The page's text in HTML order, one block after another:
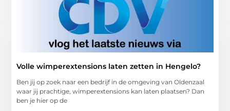
Volle wimperextensions laten zetten in Hengelo?
Ben jij op zoek naar een bedrijf in de omgeving van Oldenzaal
waar jij prachtige, wimperextensions kan laten plaatsen? Dan
ben je hier op de